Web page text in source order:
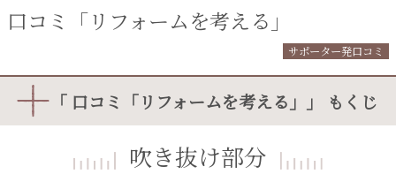
口コミ「リフォームを考える」
サポーター発口コミ
「 口コミ「リフォームを考える」」 もくじ
吹き抜け部分